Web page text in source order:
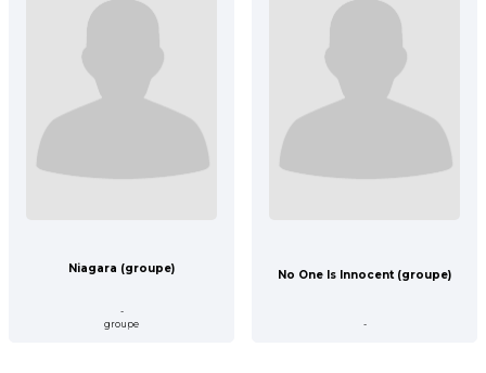
Niagara (groupe)
-
groupe
No One Is Innocent (groupe)
-